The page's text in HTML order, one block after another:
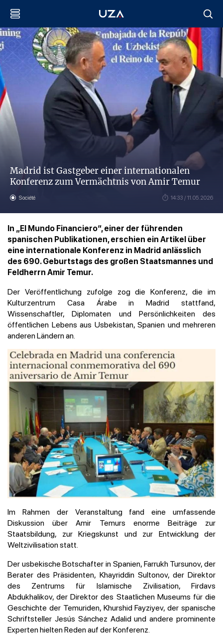
Madrid ist Gastgeber einer internationalen
Konferenz zum Vermächtnis von Amir Temur
Société 14:33 / 11.05.2026
In „El Mundo Financiero“, einer der führenden
spanischen Publikationen, erschien ein Artikel über
eine internationale Konferenz in Madrid anlässlich
des 690. Geburtstags des großen Staatsmannes und
Feldherrn Amir Temur.
Der Veröffentlichung zufolge zog die Konferenz, die im
Kulturzentrum Casa Árabe in Madrid stattfand,
Wissenschaftler, Diplomaten und Persönlichkeiten des
öffentlichen Lebens aus Usbekistan, Spanien und mehreren
anderen Ländern an.
Im Rahmen der Veranstaltung fand eine umfassende
Diskussion über Amir Temurs enorme Beiträge zur
Staatsbildung, zur Kriegskunst und zur Entwicklung der
Weltzivilisation statt.
Der usbekische Botschafter in Spanien, Farrukh Tursunov, der
Berater des Präsidenten, Khayriddin Sultonov, der Direktor
des Zentrums für Islamische Zivilisation, Firdavs
Abdukhalikov, der Direktor des Staatlichen Museums für die
Geschichte der Temuriden, Khurshid Fayziyev, der spanische
Schriftsteller Jesús Sánchez Adalid und andere prominente
Experten hielten Reden auf der Konferenz.